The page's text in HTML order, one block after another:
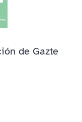
de Gazte